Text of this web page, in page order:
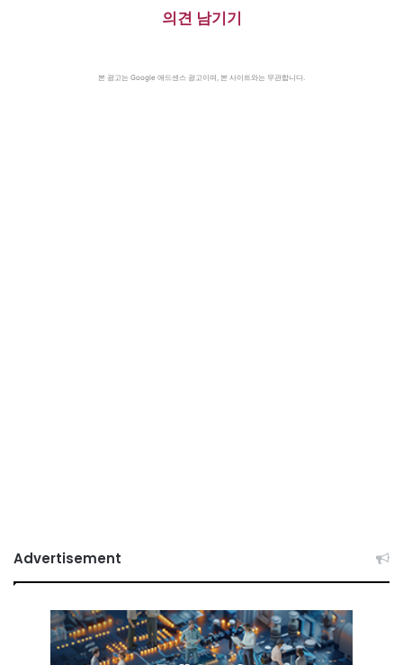
의견 남기기
본 광고는 Google 애드센스 광고이며, 본 사이트와는 무관합니다.
Advertisement